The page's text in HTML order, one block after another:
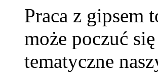
Praca z gipsem
może poczuć
tematyczne